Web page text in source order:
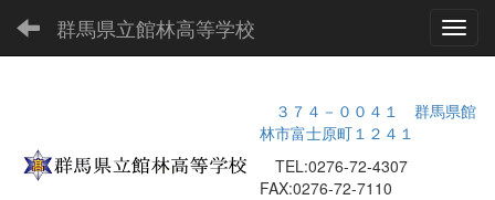
群馬県立館林高等学校
３７４－００４１ 群馬県館
林市富士原町１２４１
TEL:0276-72-4307
FAX:0276-72-7110